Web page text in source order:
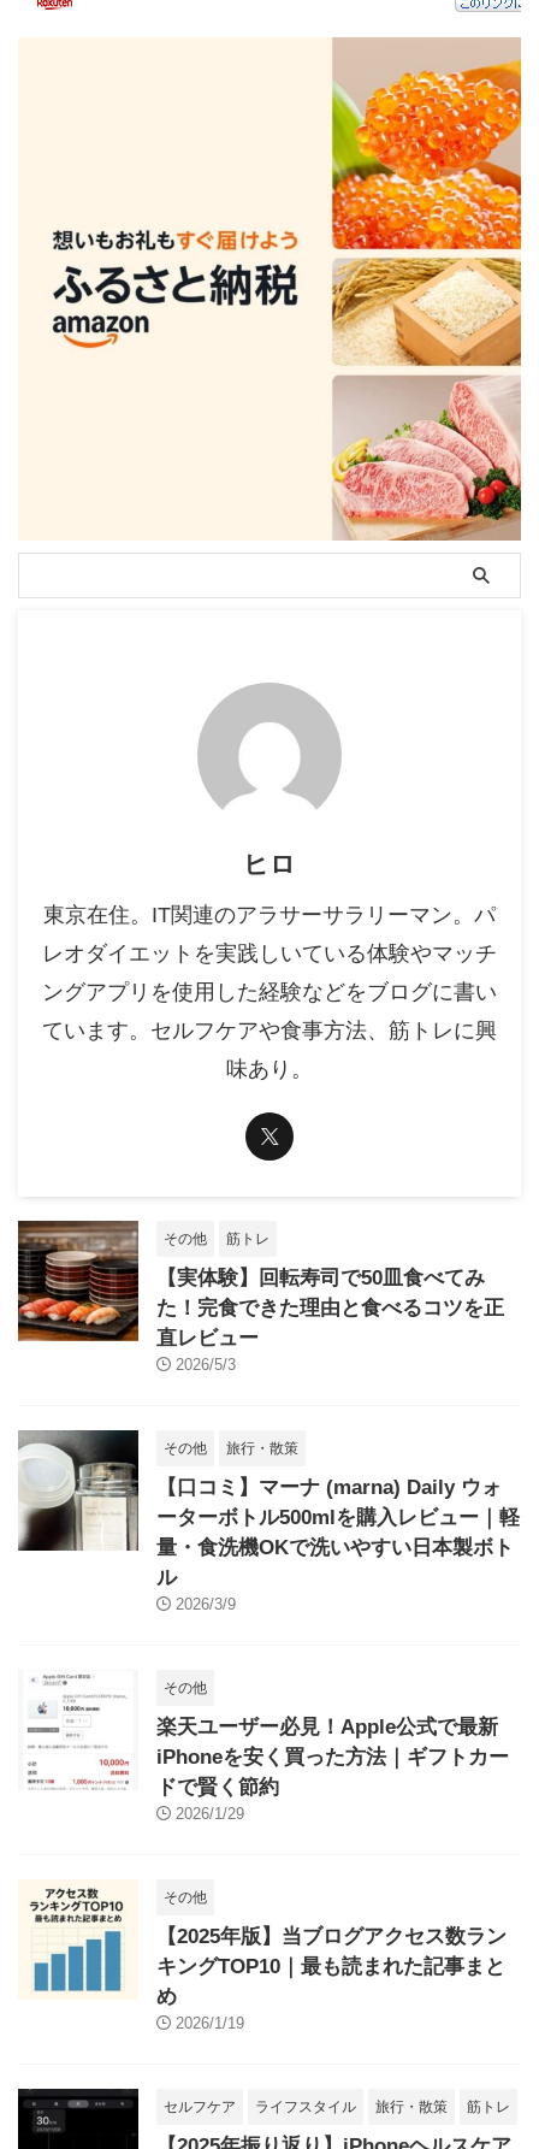
ヒロ
東京在住。IT関連のアラサーサラリーマン。パ
レオダイエットを実践しいている体験やマッチ
ングアプリを使用した経験などをブログに書い
ています。セルフケアや食事方法、筋トレに興
味あり。
その他 筋トレ
【実体験】回転寿司で50皿食べてみ
た！完食できた理由と食べるコツを正
直レビュー
2026/5/3
その他 旅行・散策
【口コミ】マーナ (marna) Daily ウォ
ーターボトル500mlを購入レビュー｜軽
量・食洗機OKで洗いやすい日本製ボト
ル
2026/3/9
その他
楽天ユーザー必見！Apple公式で最新
iPhoneを安く買った方法｜ギフトカー
ドで賢く節約
2026/1/29
その他
【2025年版】当ブログアクセス数ラン
キングTOP10｜最も読まれた記事まと
め
2026/1/19
セルフケア ライフスタイル 旅行・散策 筋トレ